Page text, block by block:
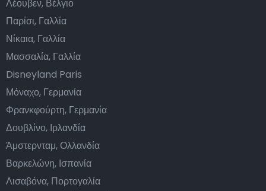
Λέουβεν, Βέλγιο
Παρίσι, Γαλλία
Νίκαια, Γαλλία
Μασσαλία, Γαλλία
Disneyland Paris
Μόναχο, Γερμανία
Φρανκφούρτη, Γερμανία
Δουβλίνο, Ιρλανδία
Άμστερνταμ, Ολλανδία
Βαρκελώνη, Ισπανία
Λισαβόνα, Πορτογαλία